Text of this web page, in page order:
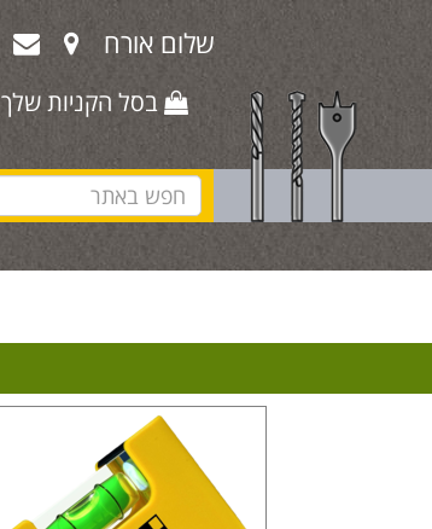
שלום אורח
בסל הקניות שלך